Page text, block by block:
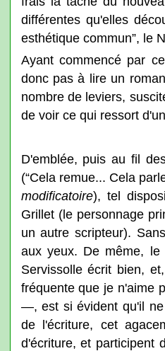
différentes qu'elles
esthétique commun”, le
Ayant commencé par
donc pas à lire un
nombre de leviers,
de voir ce qui ressort
D'emblée, puis au fil
(“Cela remue... Cela
modificatoire), tel
Grillet (le personnage
un autre scripteur).
aux yeux. De même,
Servissolle écrit bien,
fréquente que je n'aime
—, est si évident qu'il ne
de l'écriture, cet
d'écriture, et participent